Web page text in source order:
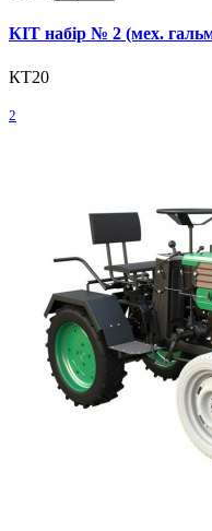
КІТ набір № 2 (мех.
КТ20
2